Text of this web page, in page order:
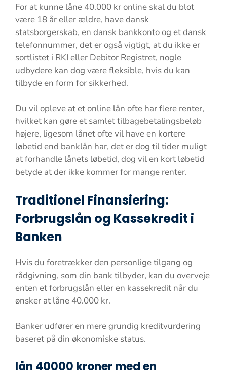
For at kunne låne 40.000 kr online skal du blot
være 18 år eller ældre, have dansk
statsborgerskab, en dansk bankkonto og et dansk
telefonnummer, det er også vigtigt, at du ikke er
sortlistet i RKI eller Debitor Registret, nogle
udbydere kan dog være fleksible, hvis du kan
tilbyde en form for sikkerhed.
Du vil opleve at et online lån ofte har flere renter,
hvilket kan gøre et samlet tilbagebetalingsbeløb
højere, ligesom lånet ofte vil have en kortere
løbetid end banklån har, det er dog til tider muligt
at forhandle lånets løbetid, dog vil en kort løbetid
betyde at der ikke kommer for mange renter.
Traditionel Finansiering:
Forbrugslån og Kassekredit i
Banken
Hvis du foretrækker den personlige tilgang og
rådgivning, som din bank tilbyder, kan du overveje
enten et forbrugslån eller en kassekredit når du
ønsker at låne 40.000 kr.
Banker udfører en mere grundig kreditvurdering
baseret på din økonomiske status.
lån 40000 kroner med en